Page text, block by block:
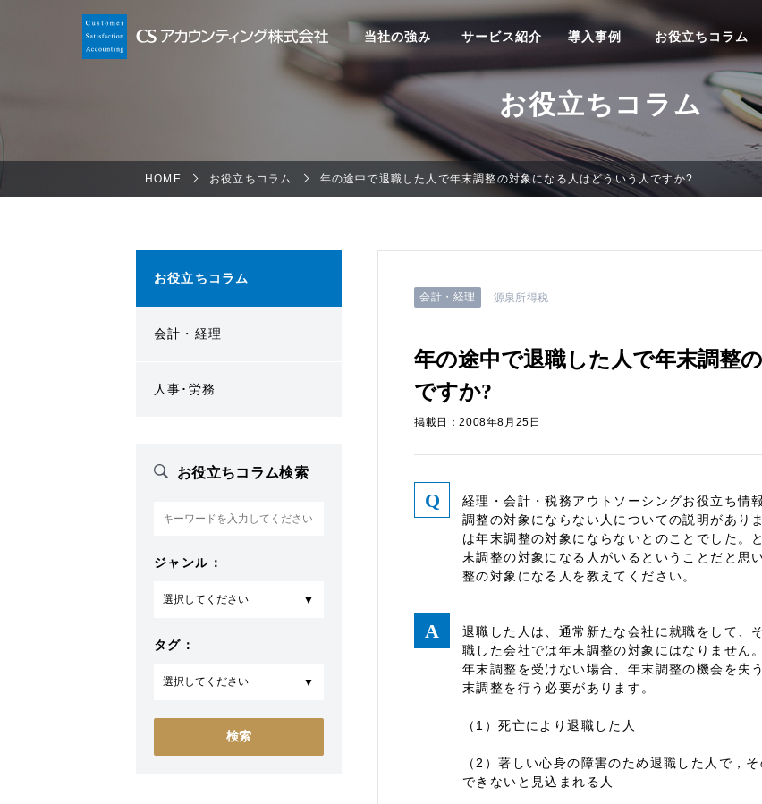
当社の強み サービス紹介 導入事例 お役立ちコラム
お役立ちコラム
HOME お役立ちコラム 年の途中で退職した人で年末調整の対象になる人はどういう人ですか?
お役立ちコラム
会計・経理
人事･労務
お役立ちコラム検索
ジャンル：
タグ：
会計・経理 源泉所得税
年の途中で退職した人で年末調整
ですか?
掲載日：2008年8月25日
経理・会計・税務アウトソーシングお役立ち情
調整の対象にならない人についての説明があり
は年末調整の対象にならないとのことでした。
末調整の対象になる人がいるということだと思
整の対象になる人を教えてください。
退職した人は、通常新たな会社に就職をして、
職した会社では年末調整の対象にはなりません
年末調整を受けない場合、年末調整の機会を失
末調整を行う必要があります。
（1）死亡により退職した人
（2）著しい心身の障害のため退職した人で，
できないと見込まれる人